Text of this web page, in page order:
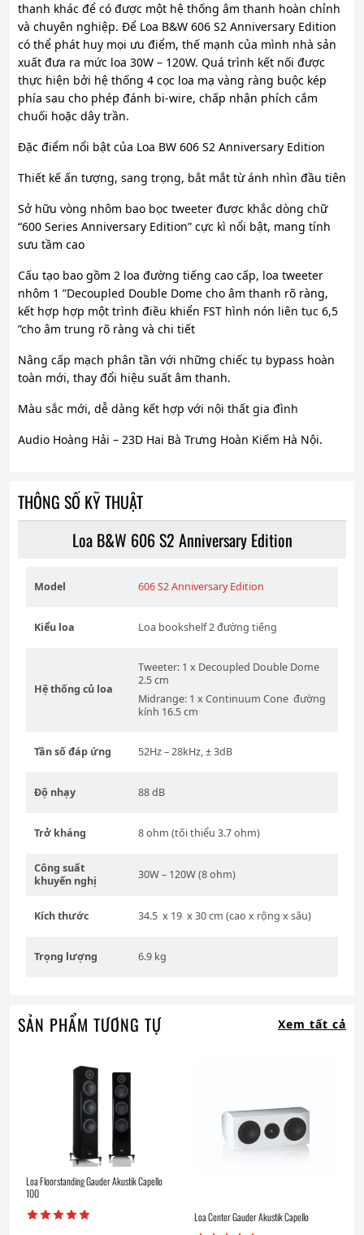
thanh khác để có được một hệ thống âm thanh hoàn chỉnh
và chuyên nghiệp. Để Loa B&W 606 S2 Anniversary Edition
có thể phát huy mọi ưu điểm, thế mạnh của mình nhà sản
xuất đưa ra mức loa 30W – 120W. Quá trình kết nối được
thực hiện bởi hệ thống 4 cọc loa mạ vàng ràng buộc kép
phía sau cho phép đánh bi-wire, chấp nhận phích cắm
chuối hoặc dây trần.
Đặc điểm nổi bật của Loa BW 606 S2 Anniversary Edition
Thiết kế ấn tượng, sang trọng, bắt mắt từ ánh nhìn đầu tiên
Sở hữu vòng nhôm bao bọc tweeter được khắc dòng chữ
“600 Series Anniversary Edition” cực kì nổi bật, mang tính
sưu tầm cao
Cấu tạo bao gồm 2 loa đường tiếng cao cấp, loa tweeter
nhôm 1 ”Decoupled Double Dome cho âm thanh rõ ràng,
kết hợp hợp một trình điều khiển FST hình nón liên tục 6,5
”cho âm trung rõ ràng và chi tiết
Nâng cấp mạch phân tần với những chiếc tụ bypass hoàn
toàn mới, thay đổi hiệu suất âm thanh.
Màu sắc mới, dễ dàng kết hợp với nội thất gia đình
Audio Hoàng Hải – 23D Hai Bà Trưng Hoàn Kiếm Hà Nội.
THÔNG SỐ KỸ THUẬT
Loa B&W 606 S2 Anniversary Edition
Model 606 S2 Anniversary Edition
Kiểu loa Loa bookshelf 2 đường tiếng
Hệ thống củ loa
Tweeter: 1 x Decoupled Double Dome
2.5 cm
Midrange: 1 x Continuum Cone đường
kính 16.5 cm
Tần số đáp ứng 52Hz – 28kHz, ± 3dB
Độ nhạy 88 dB
Trở kháng 8 ohm (tối thiểu 3.7 ohm)
Công suất
khuyến nghị
30W – 120W (8 ohm)
Kích thước 34.5 x 19 x 30 cm (cao x rộng x sâu)
Trọng lượng 6.9 kg
SẢN PHẨM TƯƠNG TỰ Xem tất cả
Loa Floorstanding Gauder Akustik Capello
100
Loa Center Gauder Akustik Capello